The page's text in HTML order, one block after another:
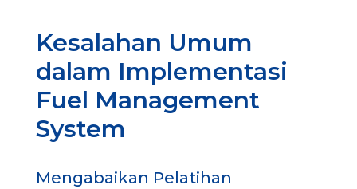
Kesalahan Umum
dalam Implementasi
Fuel Management
System
Mengabaikan Pelatihan